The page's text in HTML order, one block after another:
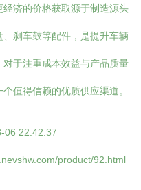
济的价格获取源于制造源头
刹车鼓等配件，是提升车辆
于注重成本效益与产品质量
值得信赖的优质供应渠道。
06 22:42:37
product/92.html